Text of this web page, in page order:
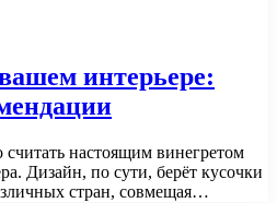
интерьере:
настоящим винегретом
Дизайн, по сути, берёт кусочки
стран, совмещая…